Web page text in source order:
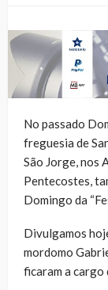
No passado
freguesia de
São Jorge, nos
Pentecostes,
Domingo da
Divulgamos
mordomo
ficaram a cargo